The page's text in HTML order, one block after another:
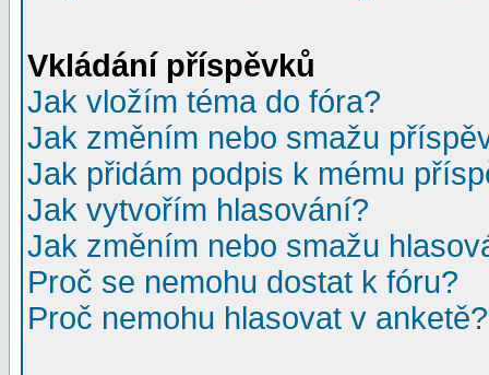
Vkládání příspěvků
Jak vložím téma do fóra?
Jak změním nebo smažu
Jak přidám podpis k mému
Jak vytvořím hlasování?
Jak změním nebo smažu
Proč se nemohu dostat k fóru?
Proč nemohu hlasovat v anketě?